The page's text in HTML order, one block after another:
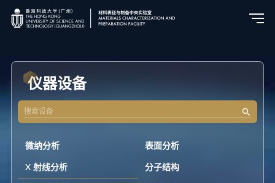
仪器设备
微纳分析
表面分析
X 射线分析
分子结构